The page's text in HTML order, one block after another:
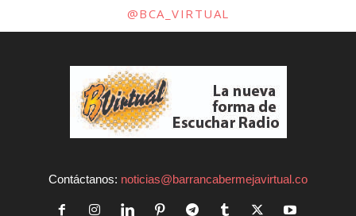
@BCA_VIRTUAL
Contáctanos: noticias@barrancabermejavirtual.co